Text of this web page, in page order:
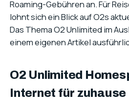
Roaming-Gebühren an. Für
lohnt sich ein Blick auf O2s
Das Thema O2 Unlimited im
einem eigenen Artikel
O2 Unlimited
Internet für zuhause